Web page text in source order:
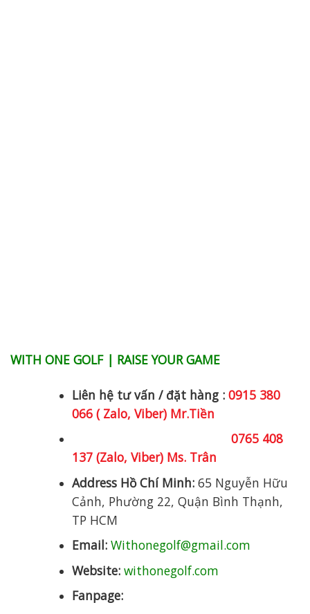
WITH ONE GOLF | RAISE YOUR GAME
Liên hệ tư vấn / đặt hàng : 0915 380
066 ( Zalo, Viber) Mr.Tiền
0765 408
137 (Zalo, Viber) Ms. Trân
Address Hồ Chí Minh:65 Nguyễn Hữu
Cảnh, Phường 22, Quận Bình Thạnh,
TP HCM
Email: Withonegolf@gmail.com
Website: withonegolf.com
Fanpage: